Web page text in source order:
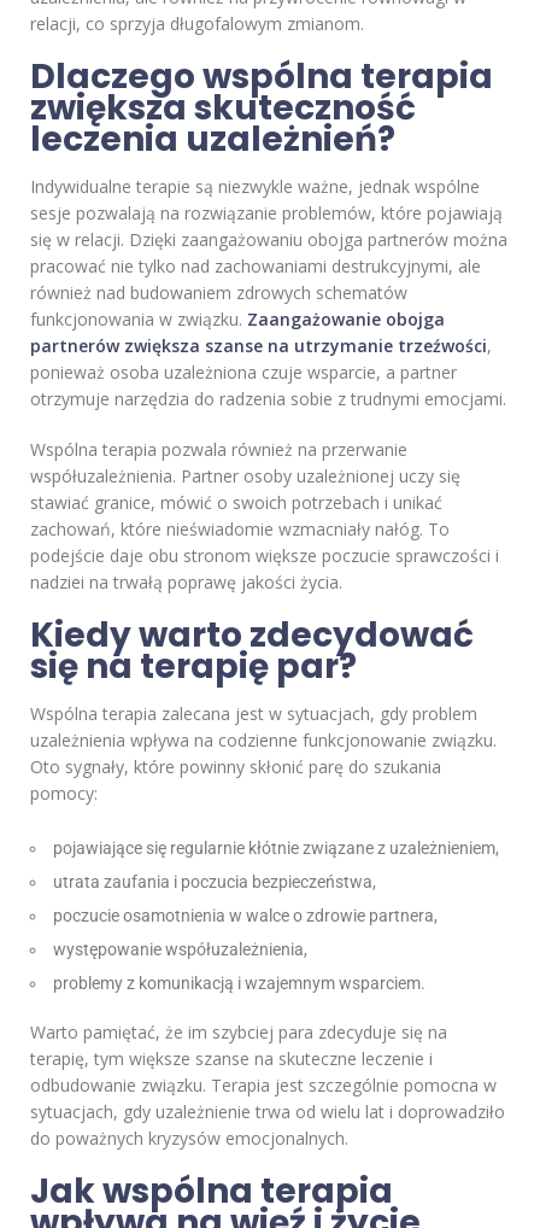
relacji, co sprzyja długofalowym zmianom.
Dlaczego wspólna terapia
zwiększa skuteczność
leczenia uzależnień?
Indywidualne terapie są niezwykle ważne, jednak wspólne
sesje pozwalają na rozwiązanie problemów, które pojawiają
się w relacji. Dzięki zaangażowaniu obojga partnerów można
pracować nie tylko nad zachowaniami destrukcyjnymi, ale
również nad budowaniem zdrowych schematów
funkcjonowania w związku. Zaangażowanie obojga
partnerów zwiększa szanse na utrzymanie trzeźwości,
ponieważ osoba uzależniona czuje wsparcie, a partner
otrzymuje narzędzia do radzenia sobie z trudnymi emocjami.
Wspólna terapia pozwala również na przerwanie
współuzależnienia. Partner osoby uzależnionej uczy się
stawiać granice, mówić o swoich potrzebach i unikać
zachowań, które nieświadomie wzmacniały nałóg. To
podejście daje obu stronom większe poczucie sprawczości i
nadziei na trwałą poprawę jakości życia.
Kiedy warto zdecydować
się na terapię par?
Wspólna terapia zalecana jest w sytuacjach, gdy problem
uzależnienia wpływa na codzienne funkcjonowanie związku.
Oto sygnały, które powinny skłonić parę do szukania
pomocy:
pojawiające się regularnie kłótnie związane z uzależnieniem,
utrata zaufania i poczucia bezpieczeństwa,
poczucie osamotnienia w walce o zdrowie partnera,
występowanie współuzależnienia,
problemy z komunikacją i wzajemnym wsparciem.
Warto pamiętać, że im szybciej para zdecyduje się na
terapię, tym większe szanse na skuteczne leczenie i
odbudowanie związku. Terapia jest szczególnie pomocna w
sytuacjach, gdy uzależnienie trwa od wielu lat i doprowadziło
do poważnych kryzysów emocjonalnych.
Jak wspólna terapia